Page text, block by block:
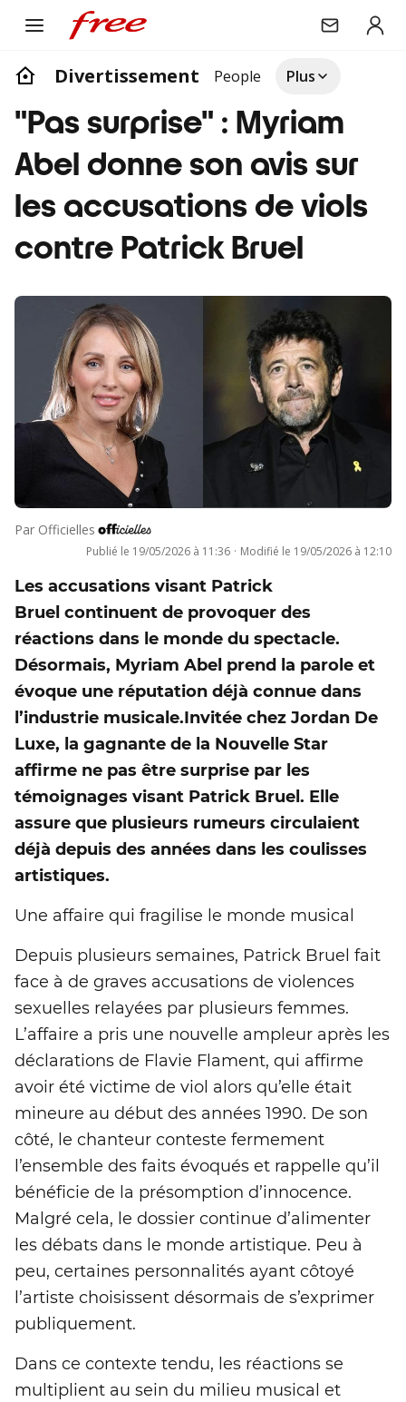
Divertissement People Plus
"Pas surprise" : Myriam
Abel donne son avis sur
les accusations de viols
contre Patrick Bruel
Par Officielles
Publié le 19/05/2026 à 11:36 · Modifié le 19/05/2026 à 12:10
Les accusations visant Patrick
Bruel continuent de provoquer des
réactions dans le monde du spectacle.
Désormais, Myriam Abel prend la parole et
évoque une réputation déjà connue dans
l’industrie musicale.Invitée chez Jordan De
Luxe, la gagnante de la Nouvelle Star
affirme ne pas être surprise par les
témoignages visant Patrick Bruel. Elle
assure que plusieurs rumeurs circulaient
déjà depuis des années dans les coulisses
artistiques.
Une affaire qui fragilise le monde musical
Depuis plusieurs semaines, Patrick Bruel fait
face à de graves accusations de violences
sexuelles relayées par plusieurs femmes.
L’affaire a pris une nouvelle ampleur après les
déclarations de Flavie Flament, qui affirme
avoir été victime de viol alors qu’elle était
mineure au début des années 1990. De son
côté, le chanteur conteste fermement
l’ensemble des faits évoqués et rappelle qu’il
bénéficie de la présomption d’innocence.
Malgré cela, le dossier continue d’alimenter
les débats dans le monde artistique. Peu à
peu, certaines personnalités ayant côtoyé
l’artiste choisissent désormais de s’exprimer
publiquement.
Dans ce contexte tendu, les réactions se
multiplient au sein du milieu musical et